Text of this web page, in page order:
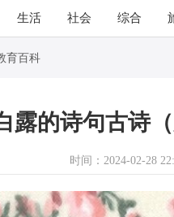
生活 社会 综合
育百科
露的诗句古诗
时间：2024-02-28